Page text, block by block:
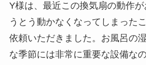
Y様は、最近この換気扇の動作が
うとう動かなくなってしまった
依頼いただきました。お風呂の
な季節には非常に重要な設備な